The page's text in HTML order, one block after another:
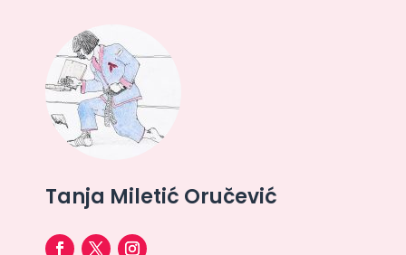
Tanja Miletić Oručević